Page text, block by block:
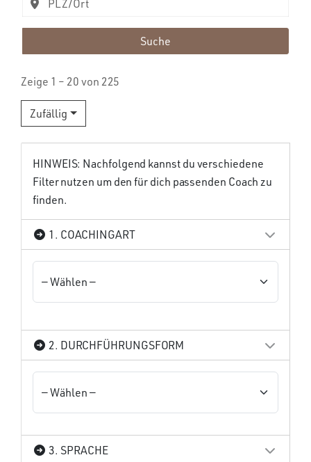
Suche
Zeige 1 – 20 von 225
Zufällig
HINWEIS: Nachfolgend kannst du verschiedene
Filter nutzen um den für dich passenden Coach zu
finden.
1. COACHINGART
2. DURCHFÜHRUNGSFORM
3. SPRACHE